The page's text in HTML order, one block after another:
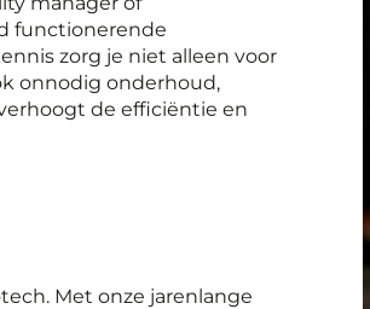
functionerende
zorg je niet alleen voor
onnodig onderhoud,
de efficiëntie en
Met onze jarenlange